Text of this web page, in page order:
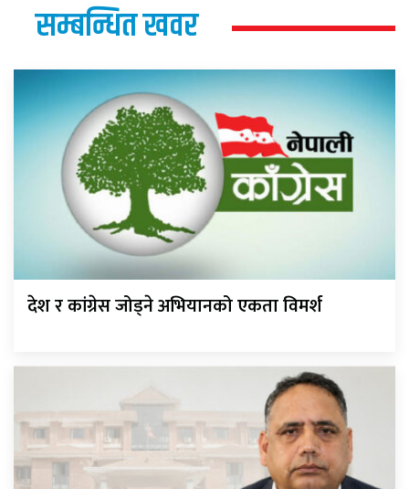
सम्बन्धित खवर
देश र कांग्रेस जोड्ने अभियानको एकता विमर्श